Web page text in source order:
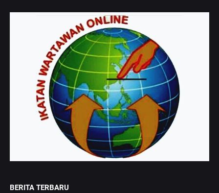
BERITA TERBARU